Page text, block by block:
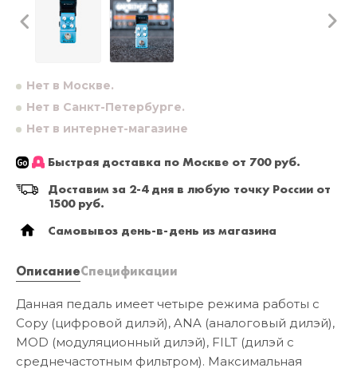
Нет в Москве.
Нет в Санкт-Петербурге.
Нет в интернет-магазине
Быстрая доставка по Москве от 700 руб.
Доставим за 2-4 дня в любую точку России от
1500 руб.
Самовывоз день-в-день из магазина
ОписаниеСпецификации
Данная педаль имеет четыре режима работы с
Copy (цифровой дилэй), ANA (аналоговый дилэй),
MOD (модуляционный дилэй), FILT (дилэй с
среднечастотным фильтром). Максимальная